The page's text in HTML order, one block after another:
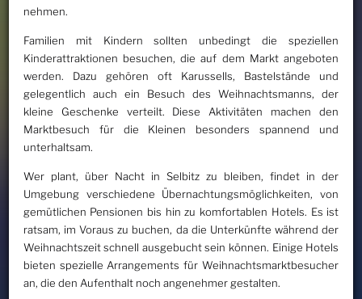
nehmen.
Familien mit Kindern sollten unbedingt die speziellen
Kinderattraktionen besuchen, die auf dem Markt angeboten
werden. Dazu gehören oft Karussells, Bastelstände und
gelegentlich auch ein Besuch des Weihnachtsmanns, der
kleine Geschenke verteilt. Diese Aktivitäten machen den
Marktbesuch für die Kleinen besonders spannend und
unterhaltsam.
Wer plant, über Nacht in Selbitz zu bleiben, findet in der
Umgebung verschiedene Übernachtungsmöglichkeiten, von
gemütlichen Pensionen bis hin zu komfortablen Hotels. Es ist
ratsam, im Voraus zu buchen, da die Unterkünfte während der
Weihnachtszeit schnell ausgebucht sein können. Einige Hotels
bieten spezielle Arrangements für Weihnachtsmarktbesucher
an, die den Aufenthalt noch angenehmer gestalten.